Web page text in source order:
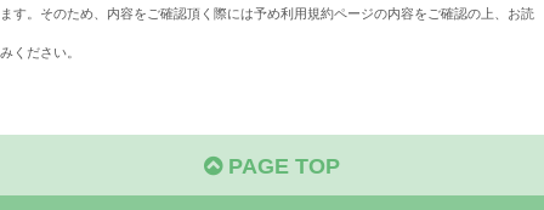
ます。そのため、内容をご確認頂く際には予め利用規約ページの内容をご確認の上、お読
みください。
PAGE TOP